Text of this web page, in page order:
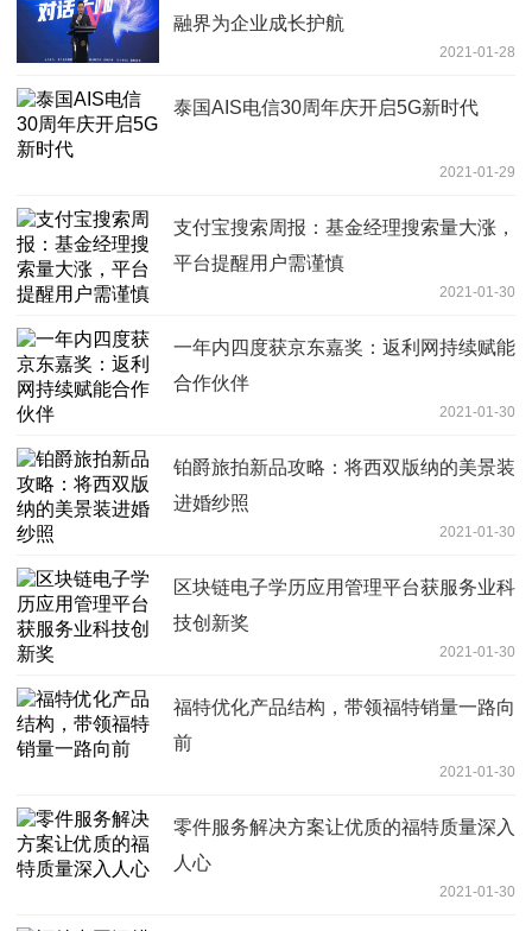
融界为企业成长护航
2021-01-28
泰国AIS电信30周年庆开启5G新时代
2021-01-29
支付宝搜索周报：基金经理搜索量大涨，
平台提醒用户需谨慎
2021-01-30
一年内四度获京东嘉奖：返利网持续赋能
合作伙伴
2021-01-30
铂爵旅拍新品攻略：将西双版纳的美景装
进婚纱照
2021-01-30
区块链电子学历应用管理平台获服务业科
技创新奖
2021-01-30
福特优化产品结构，带领福特销量一路向
前
2021-01-30
零件服务解决方案让优质的福特质量深入
人心
2021-01-30